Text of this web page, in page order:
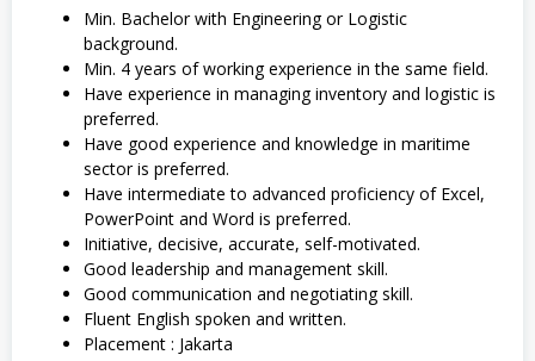
Min. Bachelor with Engineering or Logistic
background.
Min. 4 years of working experience in the same field.
Have experience in managing inventory and logistic is
preferred.
Have good experience and knowledge in maritime
sector is preferred.
Have intermediate to advanced proficiency of Excel,
PowerPoint and Word is preferred.
Initiative, decisive, accurate, self-motivated.
Good leadership and management skill.
Good communication and negotiating skill.
Fluent English spoken and written.
Placement : Jakarta